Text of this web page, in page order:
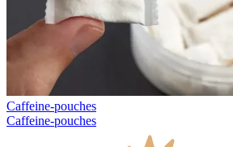
Caffeine-pouches
Caffeine-pouches